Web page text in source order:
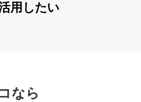
用したい
なら